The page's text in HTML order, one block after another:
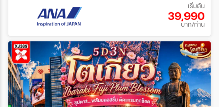
เริ่มต้น
39,990
บาท/ท่าน